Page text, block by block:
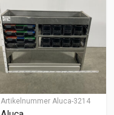
Artikelnummer Aluca-3214